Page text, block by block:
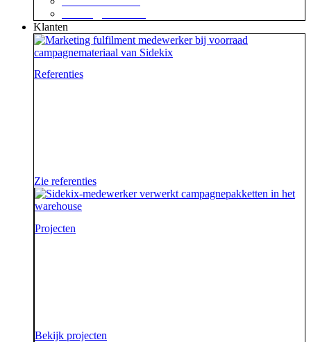
Klanten
Referenties
Zie referenties
Projecten
Bekijk projecten